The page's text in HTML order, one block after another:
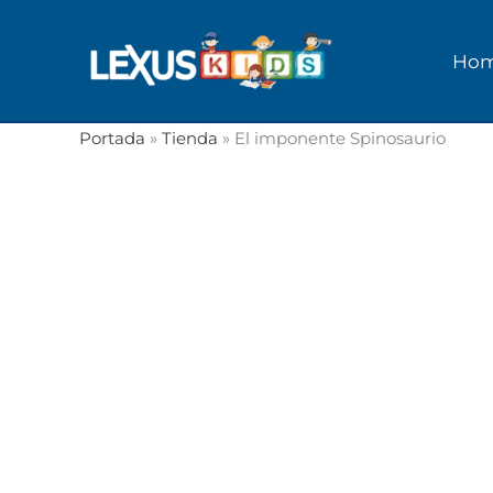
Portada » Tienda » El imponente Spinosaurio